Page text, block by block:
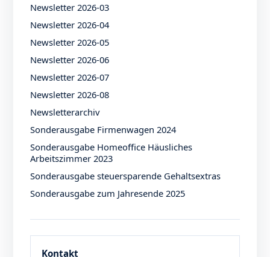
Newsletter 2026-03
Newsletter 2026-04
Newsletter 2026-05
Newsletter 2026-06
Newsletter 2026-07
Newsletter 2026-08
Newsletterarchiv
Sonderausgabe Firmenwagen 2024
Sonderausgabe Homeoffice Häusliches
Arbeitszimmer 2023
Sonderausgabe steuersparende Gehaltsextras
Sonderausgabe zum Jahresende 2025
Kontakt